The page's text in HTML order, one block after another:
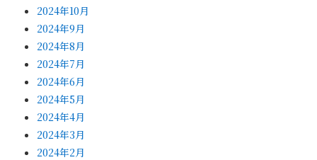
2024年10月
2024年9月
2024年8月
2024年7月
2024年6月
2024年5月
2024年4月
2024年3月
2024年2月